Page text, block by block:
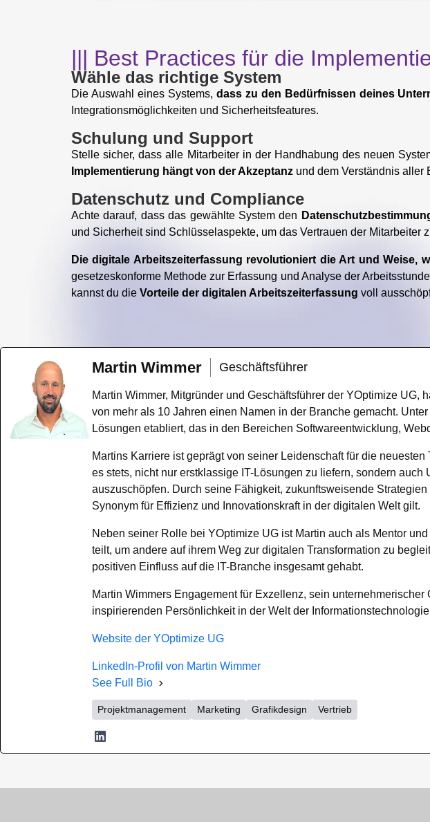
||| Best Practices für die
Wähle das richtige System
Die Auswahl eines Systems, dass zu den Bedürfnissen deines
Integrationsmöglichkeiten und Sicherheitsfeatures.
Schulung und Support
Stelle sicher, dass alle Mitarbeiter in der Handhabung des neuen
Implementierung hängt von der Akzeptanz und dem Verständnis aller
Datenschutz und Compliance
Achte darauf, dass das gewählte System den
und Sicherheit sind Schlüsselaspekte, um das Vertrauen der Mitarbeiter
Die digitale Arbeitszeiterfassung revolutioniert die Art und Weise,
gesetzeskonforme Methode zur Erfassung und Analyse der
kannst du die Vorteile der digitalen Arbeitszeiterfassung voll
Martin Wimmer Geschäftsführer
Martin Wimmer, Mitgründer und Geschäftsführer der YOptimize
von mehr als 10 Jahren einen Namen in der Branche gemacht.
Lösungen etabliert, das in den Bereichen Softwareentwicklung,
Martins Karriere ist geprägt von seiner Leidenschaft für die
es stets, nicht nur erstklassige IT-Lösungen zu liefern, sondern
auszuschöpfen. Durch seine Fähigkeit, zukunftsweisende
Synonym für Effizienz und Innovationskraft in der digitalen Welt gilt.
Neben seiner Rolle bei YOptimize UG ist Martin auch als Mentor
teilt, um andere auf ihrem Weg zur digitalen Transformation zu
positiven Einfluss auf die IT-Branche insgesamt gehabt.
Martin Wimmers Engagement für Exzellenz, sein
inspirierenden Persönlichkeit in der Welt der
Website der YOptimize UG
LinkedIn-Profil von Martin Wimmer
See Full Bio
Projektmanagement Marketing Grafikdesign Vertrieb